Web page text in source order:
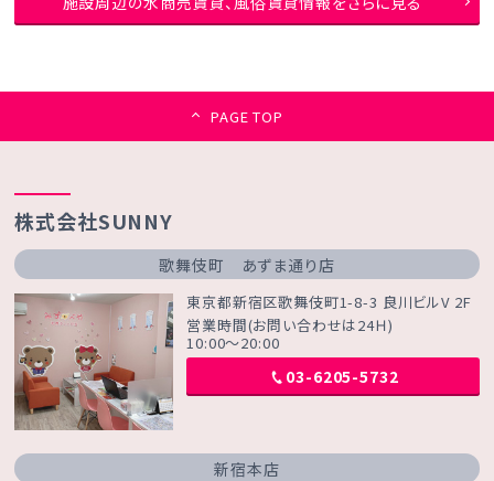
PAGE TOP
株式会社SUNNY
歌舞伎町 あずま通り店
東京都新宿区歌舞伎町1-8-3 良川ビルV 2F
営業時間(お問い合わせは24Ｈ)
10:00～20:00
03-6205-5732
新宿本店